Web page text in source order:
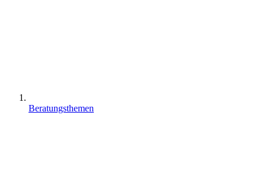
Beratungsthemen